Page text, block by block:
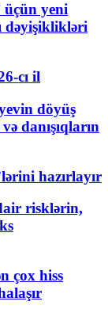
üçün yeni
dəyişiklikləri
cı il
döyüş
danışıqların
hazırlayır
risklərin,
çox hiss